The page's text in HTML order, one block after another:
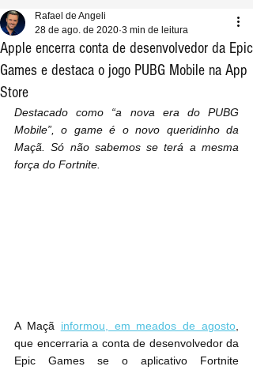
Apple encerra conta de desenvolvedor da Epic
Games e destaca o jogo PUBG Mobile na App
Store
Rafael de Angeli
28 de ago. de 2020 3 min de leitura
Destacado como “a nova era do PUBG
Mobile”, o game é o novo queridinho da
Maçã. Só não sabemos se terá a mesma
força do Fortnite.
A Maçã informou, em meados de agosto
que encerraria a conta de desenvolvedor da
Epic Games se o aplicativo Fortnite